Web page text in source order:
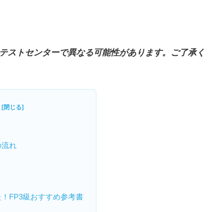
ストセンターで異なる可能性があります。ご了承く
れ
FP3級おすすめ参考書